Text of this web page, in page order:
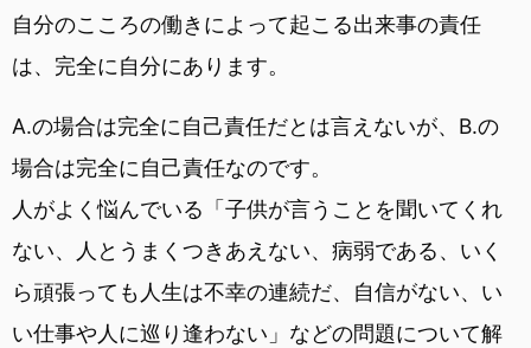
自分のこころの働きによって起こる出来事の責任
は、完全に自分にあります。
A.の場合は完全に自己責任だとは言えないが、B.の
場合は完全に自己責任なのです。
人がよく悩んでいる「子供が言うことを聞いてくれ
ない、人とうまくつきあえない、病弱である、いく
ら頑張っても人生は不幸の連続だ、自信がない、い
い仕事や人に巡り逢わない」などの問題について解